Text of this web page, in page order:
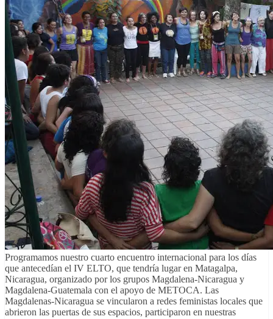
Programamos nuestro cuarto encuentro internacional para los días
que antecedían el IV ELTO, que tendría lugar en Matagalpa,
Nicaragua, organizado por los grupos Magdalena-Nicaragua y
Magdalena-Guatemala con el apoyo de METOCA. Las
Magdalenas-Nicaragua se vincularon a redes feministas locales que
abrieron las puertas de sus espacios, participaron en nuestras